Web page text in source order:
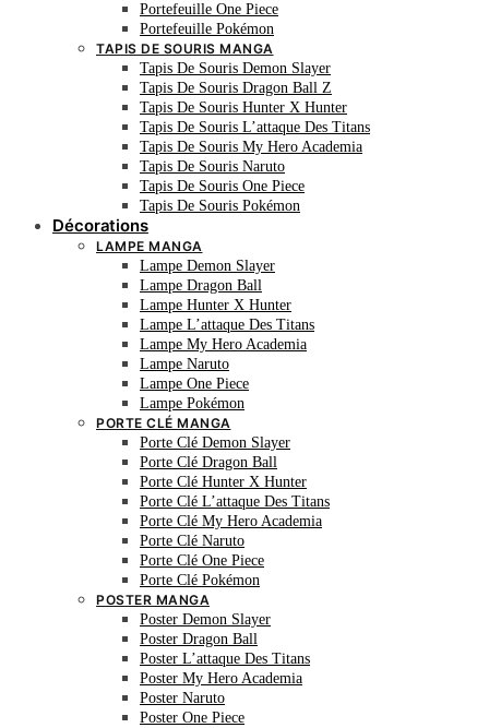
Portefeuille One Piece
Portefeuille Pokémon
TAPIS DE SOURIS MANGA
Tapis De Souris Demon Slayer
Tapis De Souris Dragon Ball Z
Tapis De Souris Hunter X Hunter
Tapis De Souris L’attaque Des Titans
Tapis De Souris My Hero Academia
Tapis De Souris Naruto
Tapis De Souris One Piece
Tapis De Souris Pokémon
Décorations
LAMPE MANGA
Lampe Demon Slayer
Lampe Dragon Ball
Lampe Hunter X Hunter
Lampe L’attaque Des Titans
Lampe My Hero Academia
Lampe Naruto
Lampe One Piece
Lampe Pokémon
PORTE CLÉ MANGA
Porte Clé Demon Slayer
Porte Clé Dragon Ball
Porte Clé Hunter X Hunter
Porte Clé L’attaque Des Titans
Porte Clé My Hero Academia
Porte Clé Naruto
Porte Clé One Piece
Porte Clé Pokémon
POSTER MANGA
Poster Demon Slayer
Poster Dragon Ball
Poster L’attaque Des Titans
Poster My Hero Academia
Poster Naruto
Poster One Piece